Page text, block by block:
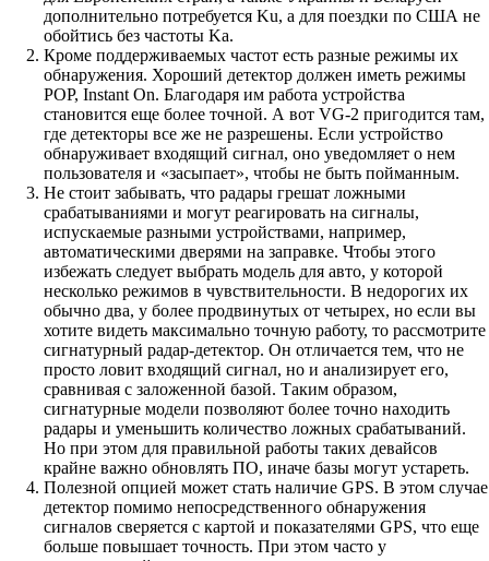
дополнительно потребуется Ku, а для поездки по США не
обойтись без частоты Ka.
Кроме поддерживаемых частот есть разные режимы их
обнаружения. Хороший детектор должен иметь режимы
POP, Instant On. Благодаря им работа устройства
становится еще более точной. А вот VG-2 пригодится там,
где детекторы все же не разрешены. Если устройство
обнаруживает входящий сигнал, оно уведомляет о нем
пользователя и «засыпает», чтобы не быть пойманным.
Не стоит забывать, что радары грешат ложными
срабатываниями и могут реагировать на сигналы,
испускаемые разными устройствами, например,
автоматическими дверями на заправке. Чтобы этого
избежать следует выбрать модель для авто, у которой
несколько режимов в чувствительности. В недорогих их
обычно два, у более продвинутых от четырех, но если вы
хотите видеть максимально точную работу, то рассмотрите
сигнатурный радар-детектор. Он отличается тем, что не
просто ловит входящий сигнал, но и анализирует его,
сравнивая с заложенной базой. Таким образом,
сигнатурные модели позволяют более точно находить
радары и уменьшить количество ложных срабатываний.
Но при этом для правильной работы таких девайсов
крайне важно обновлять ПО, иначе базы могут устареть.
Полезной опцией может стать наличие GPS. В этом случае
детектор помимо непосредственного обнаружения
сигналов сверяется с картой и показателями GPS, что еще
больше повышает точность. При этом часто у